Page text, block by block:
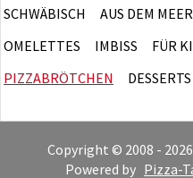
SCHWÄBISCH
AUS DEM MEER
OMELETTES
IMBISS FÜR
PIZZABRÖTCHEN
DESSERTS
Copyright © 2008 -
Powered by Pizza-